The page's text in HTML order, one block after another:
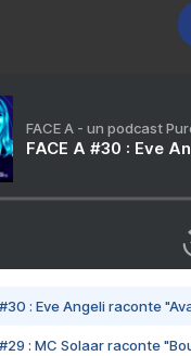
FACE A - un podcast
FACE A #30 : Eve
#30 : Eve Angeli raconte
#29 : MC Solaar raconte